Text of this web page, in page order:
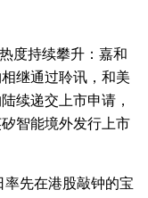
度持续攀升：嘉和
继通过聆讯，和美
续递交上市申请，
智能境外发行上市
先在港股敲钟的宝